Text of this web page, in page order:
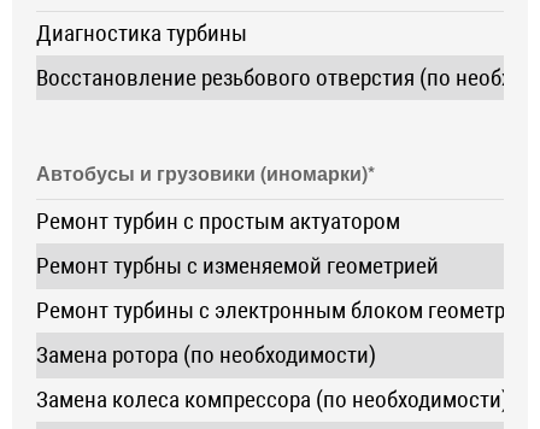
Диагностика турбины
Восстановление резьбового отверстия (по
Автобусы и грузовики (иномарки)*
Ремонт турбин с простым актуатором
Ремонт турбны с изменяемой геометрией
Ремонт турбины с электронным блоком геометрии
Замена ротора (по необходимости)
Замена колеса компрессора (по необходимости)